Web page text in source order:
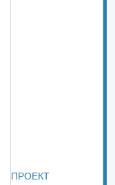
ПРОЕКТ